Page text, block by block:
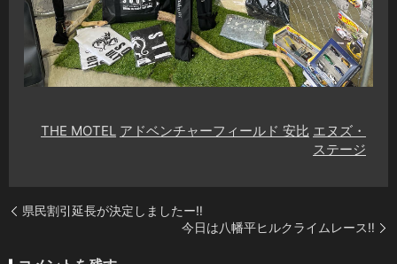
THE MOTEL アドベンチャーフィールド 安比 エヌズ・
ステージ
県民割引延長が決定しましたー‼️
今日は八幡平ヒルクライムレース‼️